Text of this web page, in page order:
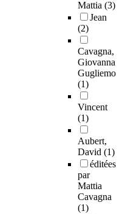
Mattia (3)
Jean
(2)
Cavagna,
Giovanna
Gugliemo
(1)
Vincent
(1)
Aubert,
David (1)
éditées
par
Mattia
Cavagna
(1)